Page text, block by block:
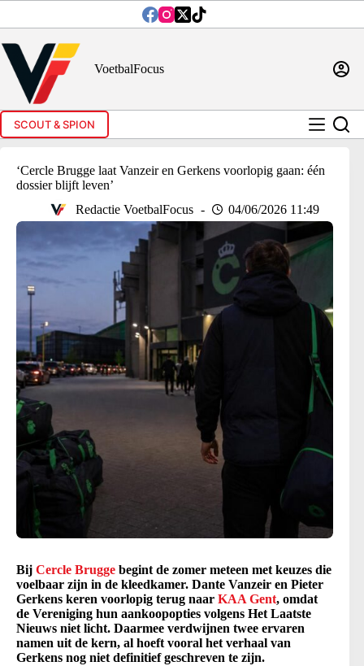
inhoud
VoetbalFocus
SCOUT & SPION
‘Cercle Brugge laat Vanzeir en Gerkens voorlopig gaan: één
dossier blijft leven’
Redactie VoetbalFocus
04/06/2026 11:49
Bij Cercle Brugge begint de zomer meteen met keuzes die
voelbaar zijn in de kleedkamer. Dante Vanzeir en Pieter
Gerkens keren voorlopig terug naar KAA Gent, omdat
de Vereniging hun aankoopopties volgens Het Laatste
Nieuws niet licht. Daarmee verdwijnen twee ervaren
namen uit de kern, al hoeft vooral het verhaal van
Gerkens nog niet definitief geschreven te zijn.